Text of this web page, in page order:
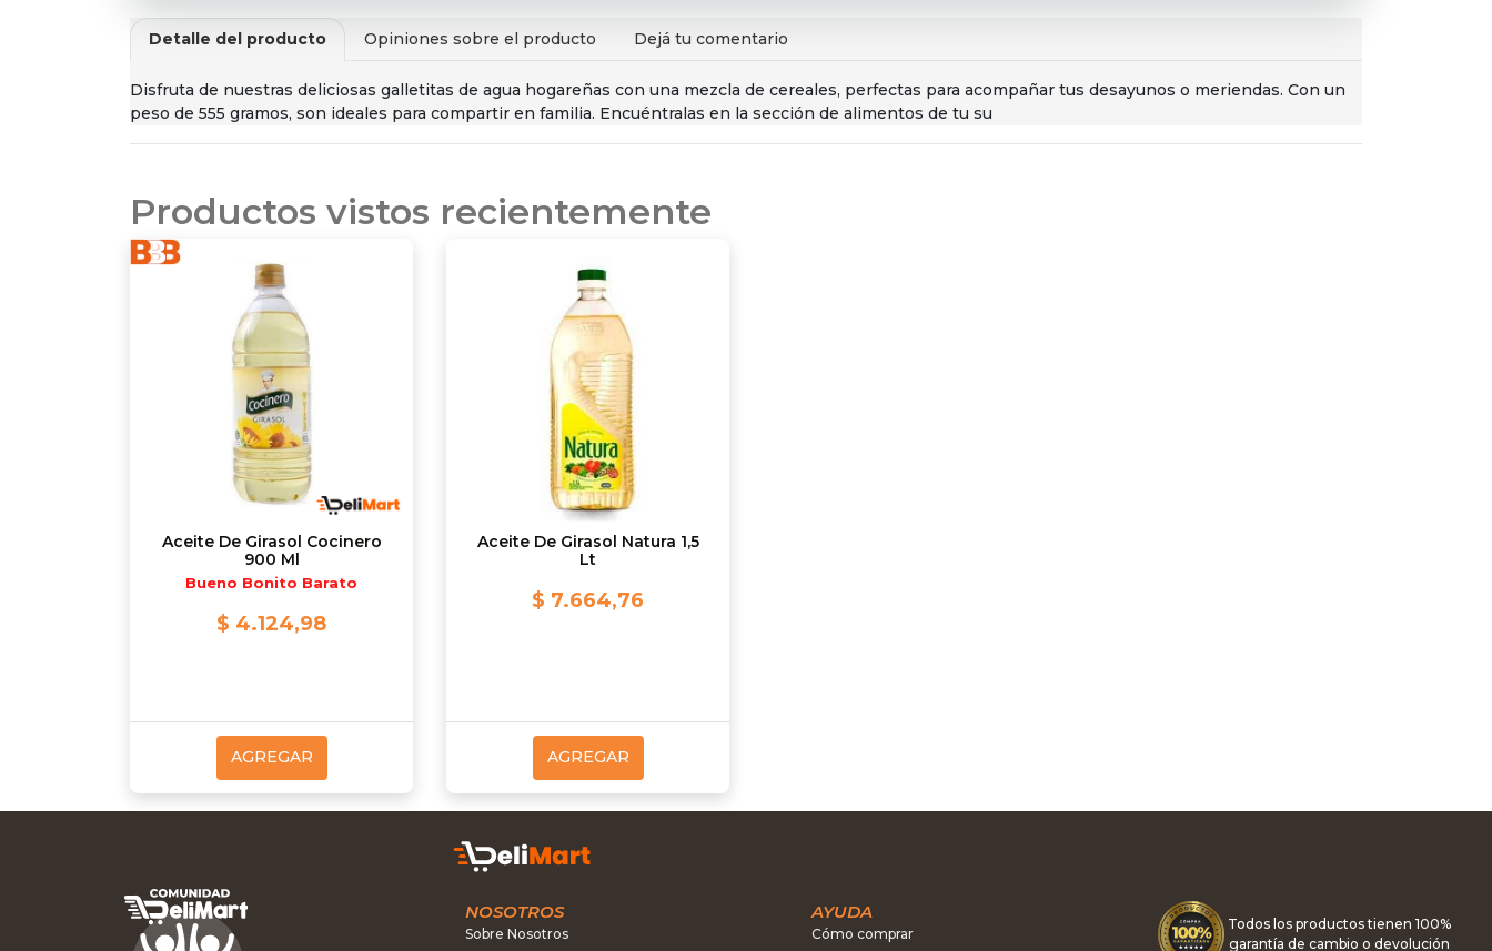
Detalle del producto Opiniones sobre el producto Dejá tu comentario
Disfruta de nuestras deliciosas galletitas de agua hogareñas con una mezcla de cereales, perfectas para acompañar tus desayunos o meriendas. Con un
peso de 555 gramos, son ideales para compartir en familia. Encuéntralas en la sección de alimentos de tu su
Productos vistos recientemente
Aceite De Girasol Cocinero
900 Ml
Bueno Bonito Barato
$ 4.124,98
AGREGAR
Aceite De Girasol Natura 1,5
Lt
$ 7.664,76
AGREGAR
NOSOTROS
Sobre Nosotros
AYUDA
Cómo comprar
Todos los productos tienen 100%
garantía de cambio o devolución